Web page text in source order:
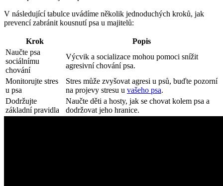
V následující ‍tabulce⁢ uvádíme několik ​jednoduchých kroků, jak
prevencí ‍zabránit kousnutí psa u ⁢majitelů:
Krok
Popis
Naučte psa
sociálnímu
⁣chování
Výcvik a socializace mohou pomoci snížit
agresivní chování psa.
Monitorujte stres‍
u psa
Stres může ​zvyšovat ⁣agresi ‍u ⁣psů, buďte⁤ pozorní
na ‍projevy ⁢stresu u vašeho psa.
Dodržujte‍
základní‌ pravidla
Naučte děti a hosty, jak se chovat kolem⁤ psa a
dodržovat jeho hranice.